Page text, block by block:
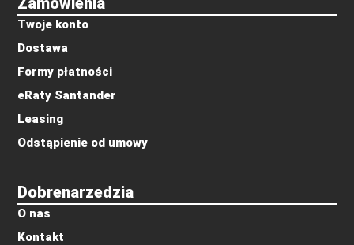
Dobrenarzedzia
O nas
Kontakt
Twoje konto
Dostawa
Formy płatności
eRaty Santander
Leasing
Odstąpienie od umowy